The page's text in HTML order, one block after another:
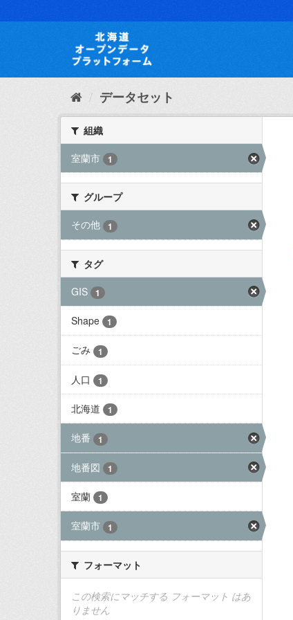
キ
て
データセット
組織
室蘭市
1
グループ
その他
1
タグ
GIS
1
Shape 1
ごみ 1
人口 1
北海道 1
地番 1
地番図 1
室蘭 1
室蘭市 1
フォーマット
この検索にマッチする フォーマット はあ
りません